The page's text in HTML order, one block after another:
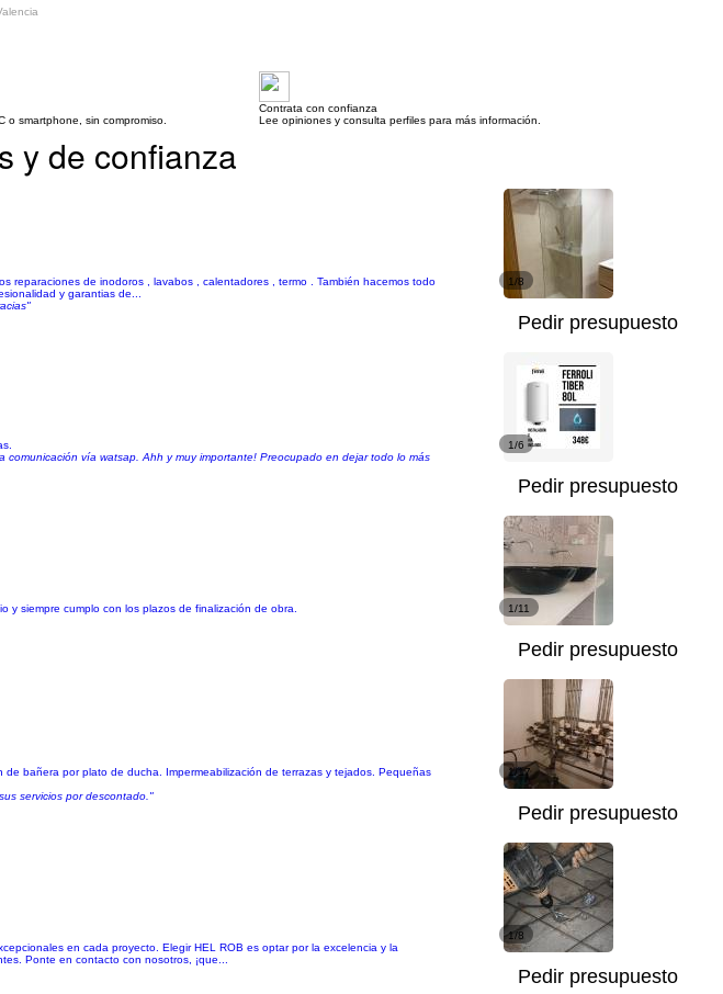
o smartphone, sin compromiso.
Contrata con confianza
Lee opiniones y consulta perfiles para más información.
y de confianza
reparaciones de inodoros , lavabos , calentadores , termo . También hacemos todo
y garantias de...
1/8
Pedir presupuesto
vía watsap. Ahh y muy importante! Preocupado en dejar todo lo más
1/6
Pedir presupuesto
y siempre cumplo con los plazos de finalización de obra.
1/11
Pedir presupuesto
bañera por plato de ducha. Impermeabilización de terrazas y tejados. Pequeñas
servicios por descontado."
1/17
Pedir presupuesto
en cada proyecto. Elegir HEL ROB es optar por la excelencia y la
Ponte en contacto con nosotros, ¡que...
1/8
Pedir presupuesto